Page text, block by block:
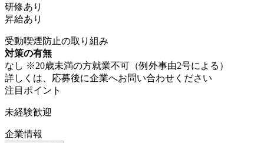
研修あり
昇給あり
受動喫煙防止の取り組み
対策の有無
なし ※20歳未満の方就業不可（例外事由2号による）
詳しくは、応募後に企業へお問い合わせください
注目ポイント
未経験歓迎
企業情報